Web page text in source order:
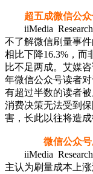
超五成微信公众
iiMedia Research
不了解微信刷量事
相比下降16.3%，而
比不足两成。艾媒
年微信公众号读者
有超过半数的读者
消费决策无法受到
害，长此以往将造
微信公众号
iiMedia Research
主认为刷量成本上